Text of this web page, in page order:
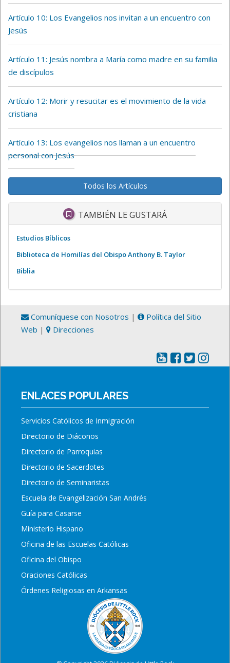
Artículo 10: Los Evangelios nos invitan a un encuentro con
Jesús
Artículo 11: Jesús nombra a María como madre en su familia
de discípulos
Artículo 12: Morir y resucitar es el movimiento de la vida
cristiana
Artículo 13: Los evangelios nos llaman a un encuentro
personal con Jesús
Todos los Artículos
TAMBIÉN LE GUSTARÁ
Estudios Bíblicos
Biblioteca de Homilías del Obispo Anthony B. Taylor
Biblia
Comuníquese con Nosotros |
Política del Sitio
Web | Direcciones
ENLACES POPULARES
Servicios Católicos de Inmigración
Directorio de Diáconos
Directorio de Parroquias
Directorio de Sacerdotes
Directorio de Seminaristas
Escuela de Evangelización San Andrés
Guía para Casarse
Ministerio Hispano
Oficina de las Escuelas Católicas
Oficina del Obispo
Oraciones Católicas
Órdenes Religiosas en Arkansas